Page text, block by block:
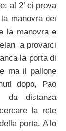
al 2’ ci prova
manovra dei
la manovra e
a provarci
la porta di
ma il pallone
dopo, Pao
da distanza
cercare la rete
porta. Allo